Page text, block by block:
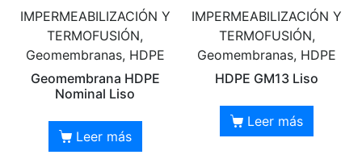
IMPERMEABILIZACIÓN Y
TERMOFUSIÓN,
Geomembranas, HDPE
Geomembrana HDPE
Nominal Liso
Leer más
IMPERMEABILIZACIÓN Y
TERMOFUSIÓN,
Geomembranas, HDPE
HDPE GM13 Liso
Leer más